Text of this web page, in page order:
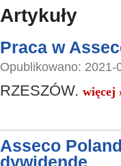
Artykuły
Praca w
Opublikowano:
RZESZÓW. więcej
Asseco
dywidendę